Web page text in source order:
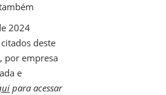
2024
deste
por empresa
e
para acessar